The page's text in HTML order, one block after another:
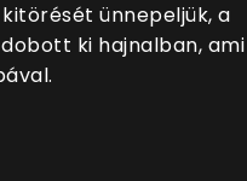
ünnepeljük, a
ki hajnalban, ami